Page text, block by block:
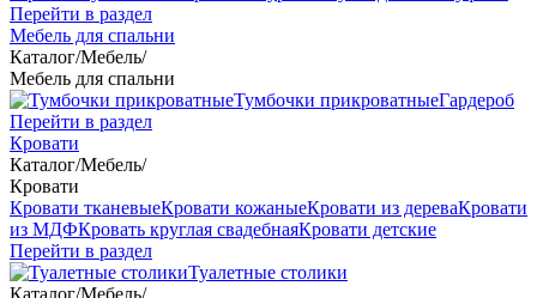
Перейти в раздел
Мебель для спальни
Каталог/Мебель/
Мебель для спальни
Тумбочки прикроватныеГардероб
Перейти в раздел
Кровати
Каталог/Мебель/
Кровати
Кровати тканевыеКровати кожаныеКровати из дереваКровати
из МДФКровать круглая свадебнаяКровати детские
Перейти в раздел
Туалетные столики
Каталог/Мебель/